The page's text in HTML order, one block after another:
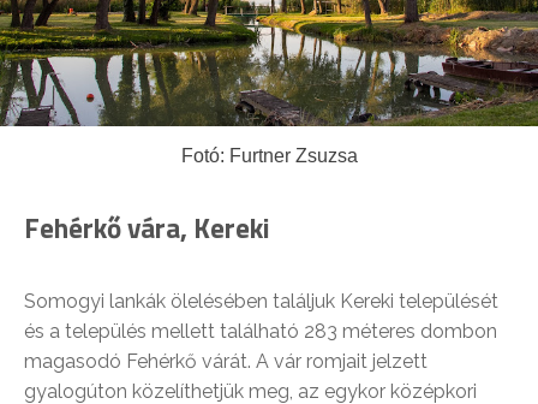
Fotó: Furtner Zsuzsa
Fehérkő vára, Kereki
Somogyi lankák ölelésében találjuk Kereki települését
és a település mellett található 283 méteres dombon
magasodó Fehérkő várát. A vár romjait jelzett
gyalogúton közelíthetjük meg, az egykor középkori